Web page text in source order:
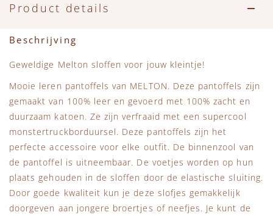
Beren
Piupiuchick
Sproet & Sprout
Tiny Cottons
Product details
Beschrijving
Geweldige Melton sloffen voor jouw kleintje!
Mooie leren pantoffels van MELTON. Deze pantoffels zijn
gemaakt van 100% leer en gevoerd met 100% zacht en
duurzaam katoen. Ze zijn verfraaid met een supercool
monstertruckborduursel. Deze pantoffels zijn het
perfecte accessoire voor elke outfit. De binnenzool van
de pantoffel is uitneembaar. De voetjes worden op hun
plaats gehouden in de sloffen door de elastische sluiting.
Door goede kwaliteit kun je deze slofjes gemakkelijk
doorgeven aan jongere broertjes of neefjes. Je kunt de